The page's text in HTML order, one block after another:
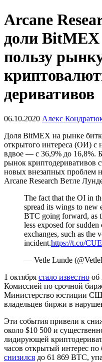
Arcane
доли BitMEX
пользу
деривативов
06.10.2020 Алекс
Доля BitMEX на рынке
открытого интереса (ОИ) с
вдвое — с 36,9% до 16,8%.
рынок криптодеривативов
новых внезапных проблем
Arcane Research Ветле
The fact that the OI in
spread its wings to new
BTC going forward, as
less exposed for
exchanges, such as the
incident.https://t.co/
— Vetle Lunde
1 октября стало известно об
Комиссией по срочной
Министерство юстиции
владельцев биржи в
Эти события привели к
около $10 500 и
лидирующей
часов открытый интерес
снизился до 61 869 BTC,